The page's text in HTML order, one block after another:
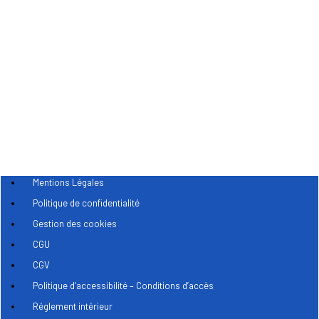
Mentions Légales
Politique de confidentialité
Gestion des cookies
CGU
CGV
Politique d’accessibilité – Conditions d’accès
Réglement intérieur